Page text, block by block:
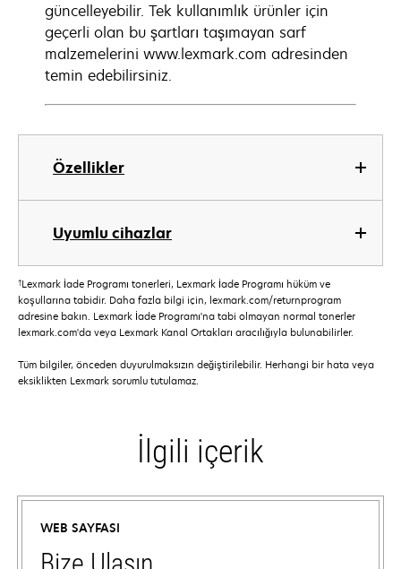
Özellikler
Uyumlu cihazlar
güncelleyebilir. Tek kullanımlık ürünler için
geçerli olan bu şartları taşımayan sarf
malzemelerini www.lexmark.com adresinden
temin edebilirsiniz.
†Lexmark İade Programı tonerleri, Lexmark İade Programı hüküm ve
koşullarına tabidir. Daha fazla bilgi için, lexmark.com/returnprogram
adresine bakın. Lexmark İade Programı'na tabi olmayan normal tonerler
lexmark.com'da veya Lexmark Kanal Ortakları aracılığıyla bulunabilirler.
Tüm bilgiler, önceden duyurulmaksızın değiştirilebilir. Herhangi bir hata veya
eksiklikten Lexmark sorumlu tutulamaz.
İlgili içerik
WEB SAYFASI